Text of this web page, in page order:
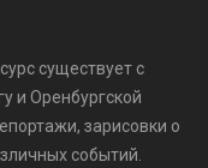
существует с
и Оренбургской
зарисовки о
событий.